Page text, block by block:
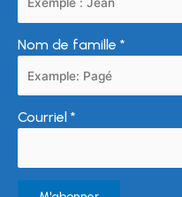
Nom de famille *
Courriel *